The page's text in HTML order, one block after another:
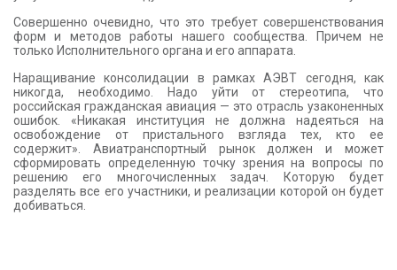
Совершенно очевидно, что это требует совершенствования
форм и методов работы нашего сообщества. Причем не
только Исполнительного органа и его аппарата.
Наращивание консолидации в рамках АЭВТ сегодня, как
никогда, необходимо. Надо уйти от стереотипа, что
российская гражданская авиация — это отрасль узаконенных
ошибок. «Никакая институция не должна надеяться на
освобождение от пристального взгляда тех, кто ее
содержит». Авиатранспортный рынок должен и может
сформировать определенную точку зрения на вопросы по
решению его многочисленных задач. Которую будет
разделять все его участники, и реализации которой он будет
добиваться.